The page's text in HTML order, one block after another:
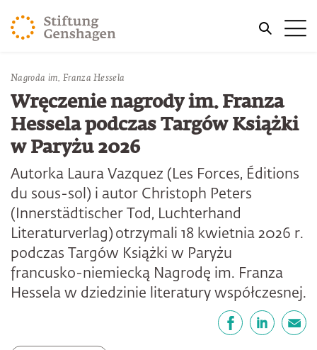
PRZJDŹ DO TREŚCI GŁÓWNEJ
PRZEJDŹ DO WYSZUKIWARKI
Nagroda im. Franza Hessela
Wręczenie nagrody im. Franza
Hessela podczas Targów Książki
w Paryżu 2026
Autorka Laura Vazquez (Les Forces, Éditions
du sous-sol) i autor Christoph Peters
(Innerstädtischer Tod, Luchterhand
Literaturverlag) otrzymali 18 kwietnia 2026 r.
podczas Targów Książki w Paryżu
francusko-niemiecką Nagrodę im. Franza
Hessela w dziedzinie literatury współczesnej.